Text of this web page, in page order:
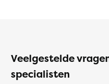
Veelgestelde
specialisten